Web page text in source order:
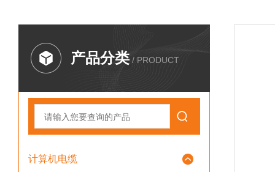
产品分类 / PRODUCT
计算机电缆